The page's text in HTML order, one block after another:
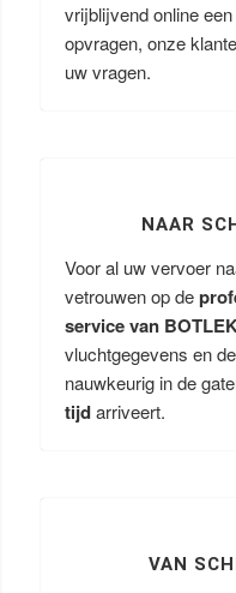
vrijblijvend online
opvragen, onze
uw vragen.
NAAR
Voor al uw vervoer
vetrouwen op de
service van
vluchtgegevens en
nauwkeurig in de
tijdarriveert.
VAN